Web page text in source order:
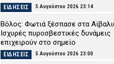
ΕΙΔΗΣΕΙΣ 5 Αυγούστου 2026 23:14
Βόλος: Φωτιά ξέσπασε στα
Ισχυρές πυροσβεστικές δυνάμεις
επιχειρούν στο σημείο
ΕΙΔΗΣΕΙΣ 5 Αυγούστου 2026 23:00